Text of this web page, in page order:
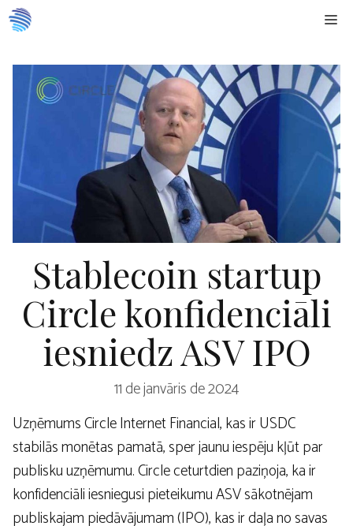
Doties
uz
Stablecoin startup
Circle konfidenciāli
iesniedz ASV IPO
11 de janvāris de 2024
Uzņēmums Circle Internet Financial, kas ir USDC
stabilās monētas pamatā, sper jaunu iespēju kļūt par
publisku uzņēmumu. Circle ceturtdien paziņoja, ka ir
konfidenciāli iesniegusi pieteikumu ASV sākotnējam
publiskajam piedāvājumam (IPO), kas ir daļa no savas